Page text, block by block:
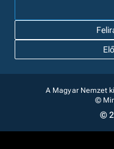
A Magyar Nemzet
©
©